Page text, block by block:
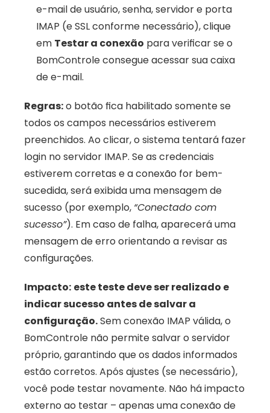
e-mail de usuário, senha, servidor e porta
IMAP (e SSL conforme necessário), clique
em Testar a conexão para verificar se o
BomControle consegue acessar sua caixa
de e-mail.
Regras: o botão fica habilitado somente se
todos os campos necessários estiverem
preenchidos. Ao clicar, o sistema tentará fazer
login no servidor IMAP. Se as credenciais
estiverem corretas e a conexão for bem-
sucedida, será exibida uma mensagem de
sucesso (por exemplo, “Conectado com
sucesso”). Em caso de falha, aparecerá uma
mensagem de erro orientando a revisar as
configurações.
Impacto: este teste deve ser realizado e
indicar sucesso antes de salvar a
configuração. Sem conexão IMAP válida, o
BomControle não permite salvar o servidor
próprio, garantindo que os dados informados
estão corretos. Após ajustes (se necessário),
você pode testar novamente. Não há impacto
externo ao testar – apenas uma conexão de